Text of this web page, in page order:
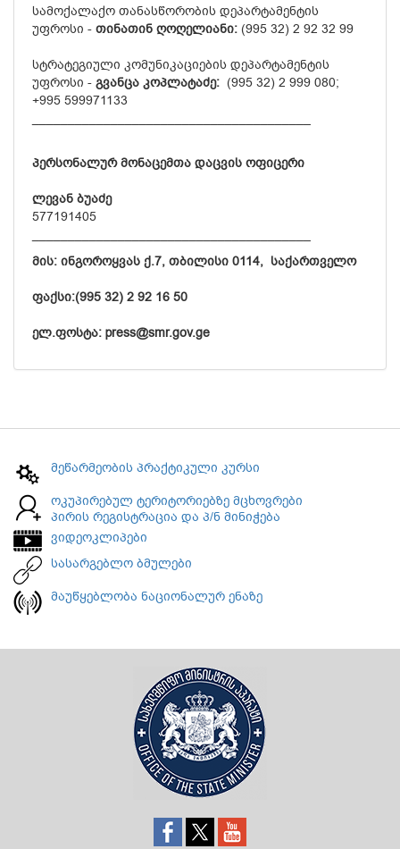
სამოქალაქო თანასწორობის დეპარტამენტის
უფროსი - თინათინ ღოღელიანი: (995 32) 2 92 32 99
სტრატეგიული კომუნიკაციების დეპარტამენტის
უფროსი - გვანცა კოპლატაძე: (995 32) 2 999 080;
+995 599971133
პერსონალურ მონაცემთა დაცვის ოფიცერი
ლევან ბუაძე
577191405
მის: ინგოროყვას ქ.7, თბილისი 0114, საქართველო
ფაქსი:(995 32) 2 92 16 50
ელ.ფოსტა: press@smr.gov.ge
მეწარმეობის პრაქტიკული კურსი
ოკუპირებულ ტერიტორიებზე მცხოვრები
პირის რეგისტრაცია და პ/ნ მინიჭება
ვიდეოკლიპები
სასარგებლო ბმულები
მაუწყებლობა ნაციონალურ ენაზე